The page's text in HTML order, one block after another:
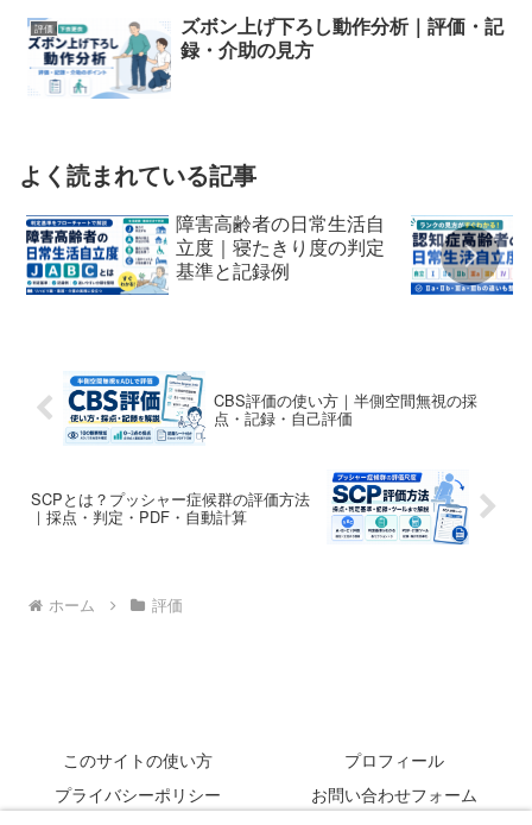
評価
ズボン上げ下ろし動作分析｜評価・記
録・介助の見方
よく読まれている記事
障害高齢者の日常生活自
立度｜寝たきり度の判定
基準と記録例
CBS評価の使い方｜半側空間無視の採
点・記録・自己評価
SCPとは？プッシャー症候群の評価方法
｜採点・判定・PDF・自動計算
ホーム 評価
このサイトの使い方
プロフィール
プライバシーポリシー
お問い合わせフォーム